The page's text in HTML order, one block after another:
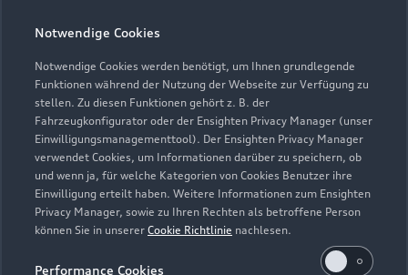
Notwendige Cookies
Notwendige Cookies werden benötigt, um Ihnen grundlegende
Funktionen während der Nutzung der Webseite zur Verfügung zu
stellen. Zu diesen Funktionen gehört z. B. der
Fahrzeugkonfigurator oder der Ensighten Privacy Manager (unser
Einwilligungsmanagementtool). Der Ensighten Privacy Manager
verwendet Cookies, um Informationen darüber zu speichern, ob
und wenn ja, für welche Kategorien von Cookies Benutzer ihre
Einwilligung erteilt haben. Weitere Informationen zum Ensighten
Privacy Manager, sowie zu Ihren Rechten als betroffene Person
können Sie in unserer Cookie Richtlinie nachlesen.
Performance Cookies
Teile- & Zubehörverkauf
Geschlossen,öffnet am Freitag 08:00
Zurück nach oben
Modelle